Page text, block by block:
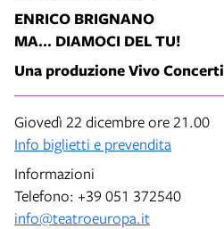
ENRICO BRIGNANO
MA… DIAMOCI DEL TU!
Una produzione Vivo Concerti
Giovedì 22 dicembre ore 21.00
Info biglietti e prevendita
Informazioni
Telefono: +39 051 372540
info@teatroeuropa.it